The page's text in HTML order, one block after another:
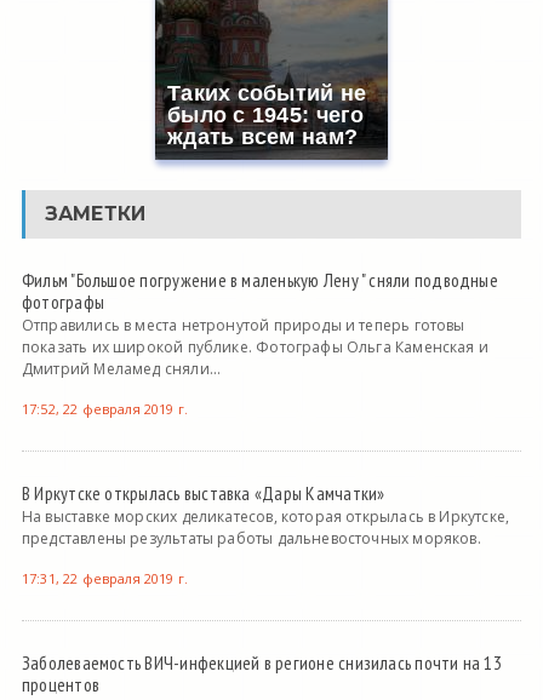
Таких событий не
было с 1945: чего
ждать всем нам?
ЗАМЕТКИ
Фильм "Большое погружение в маленькую Лену " сняли подводные
фотографы
Отправились в места нетронутой природы и теперь готовы
показать их широкой публике. Фотографы Ольга Каменская и
Дмитрий Меламед сняли...
17:52, 22 февраля 2019 г.
В Иркутске открылась выставка «Дары Камчатки»
На выставке морских деликатесов, которая открылась в Иркутске,
представлены результаты работы дальневосточных моряков.
17:31, 22 февраля 2019 г.
Заболеваемость ВИЧ-инфекцией в регионе снизилась почти на 13
процентов